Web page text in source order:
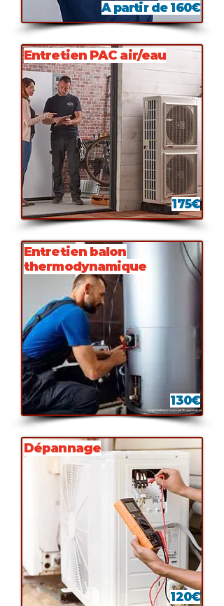
A partir de 160€
Entretien PAC air/eau
175€
Entretien balon
thermodynamique
130€
Dépannage
120€